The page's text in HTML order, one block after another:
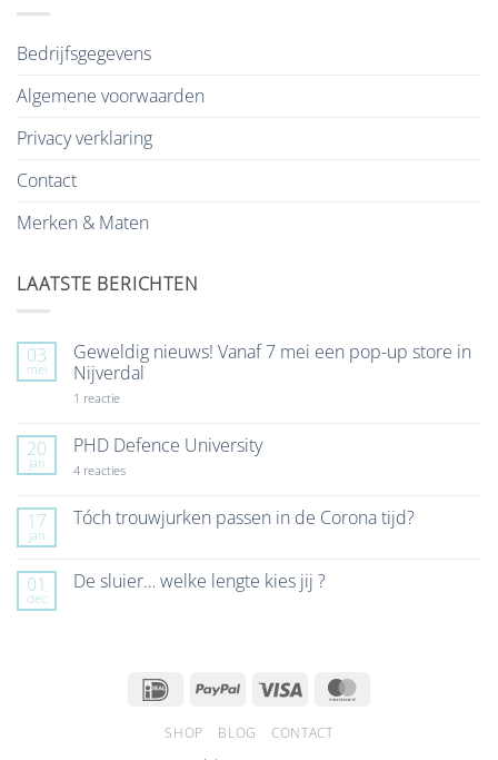
Bedrijfsgegevens
Algemene voorwaarden
Privacy verklaring
Contact
Merken & Maten
LAATSTE BERICHTEN
03
mei
Geweldig nieuws! Vanaf 7 mei een pop-up store in
Nijverdal
1 reactieop
Vanaf
7
mei
up
store
20
jan
PHD Defence University
4 reactiesop
University
17
jan
Tóch trouwjurken passen in de Corona tijd?
Tóch
01
dec
De sluier… welke lengte kies jij ?
IDeal PayPal Visa
SHOP BLOG CONTACT